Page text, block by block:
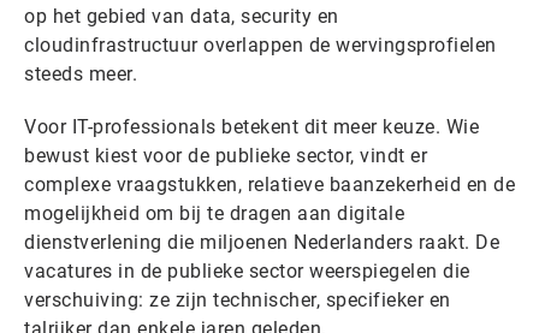
op het gebied van data, security en
cloudinfrastructuur overlappen de wervingsprofielen
steeds meer.
Voor IT-professionals betekent dit meer keuze. Wie
bewust kiest voor de publieke sector, vindt er
complexe vraagstukken, relatieve baanzekerheid en de
mogelijkheid om bij te dragen aan digitale
dienstverlening die miljoenen Nederlanders raakt. De
vacatures in de publieke sector weerspiegelen die
verschuiving: ze zijn technischer, specifieker en